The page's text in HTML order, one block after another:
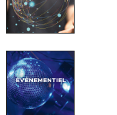
ÉVÉNEMENTIEL